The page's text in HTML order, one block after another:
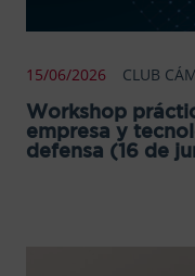
15/06/2026 CLUB
Workshop
empresa y
defensa (16 de